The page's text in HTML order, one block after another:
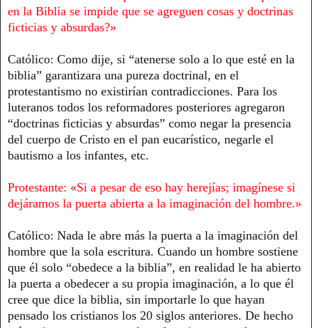
en la Biblia se impide que se agreguen cosas y doctrinas
ficticias y absurdas?»
Católico: Como dije, si “atenerse solo a lo que esté en la
biblia” garantizara una pureza doctrinal, en el
protestantismo no existirían contradicciones. Para los
luteranos todos los reformadores posteriores agregaron
“doctrinas ficticias y absurdas” como negar la presencia
del cuerpo de Cristo en el pan eucarístico, negarle el
bautismo a los infantes, etc.
Protestante: «Si a pesar de eso hay herejías; imagínese si
dejáramos la puerta abierta a la imaginación del hombre.»
Católico: Nada le abre más la puerta a la imaginación del
hombre que la sola escritura. Cuando un hombre sostiene
que él solo “obedece a la biblia”, en realidad le ha abierto
la puerta a obedecer a su propia imaginación, a lo que él
cree que dice la biblia, sin importarle lo que hayan
pensado los cristianos los 20 siglos anteriores. De hecho